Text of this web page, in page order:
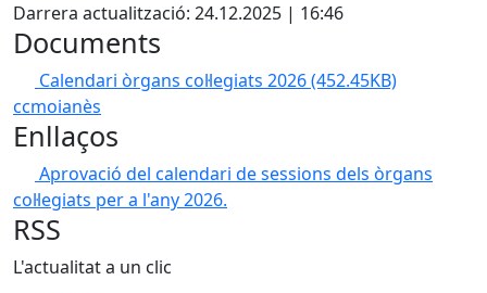
Darrera actualització: 24.12.2025 | 16:46
Documents
Calendari òrgans col·legiats 2026(452.45KB)
ccmoianès
Enllaços
Aprovació del calendari de sessions dels òrgans
col·legiats per a l'any 2026.
RSS
L'actualitat a un clic